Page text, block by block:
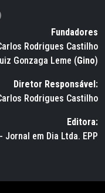
Fundadores
Rodrigues Castilho
Gonzaga Leme (Gino)
Diretor Responsável:
Rodrigues Castilho
Editora:
Jornal em Dia Ltda. EPP